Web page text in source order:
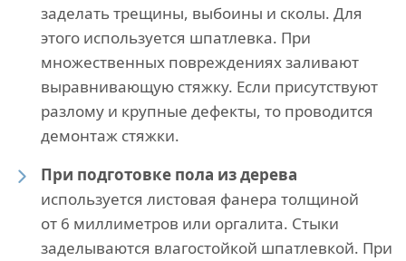
заделать трещины, выбоины и сколы. Для
этого используется шпатлевка. При
множественных повреждениях заливают
выравнивающую стяжку. Если присутствуют
разлому и крупные дефекты, то проводится
демонтаж стяжки.
При подготовке пола из дерева
используется листовая фанера толщиной
от 6 миллиметров или оргалита. Стыки
заделываются влагостойкой шпатлевкой. При